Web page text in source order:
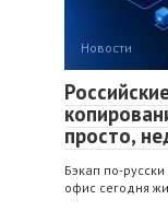
Новости
просто,
Бэкап
офис сегодня